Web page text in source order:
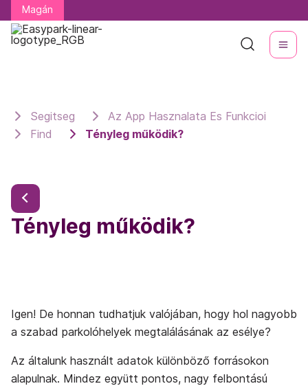
Magán
Magán
Segitseg
Az App Hasznalata Es Funkcioi
Find
Tényleg működik?
Tényleg működik?
Igen! De honnan tudhatjuk valójában, hogy hol nagyobb
a szabad parkolóhelyek megtalálásának az esélye?
Az általunk használt adatok különböző forrásokon
alapulnak. Mindez együtt pontos, nagy felbontású